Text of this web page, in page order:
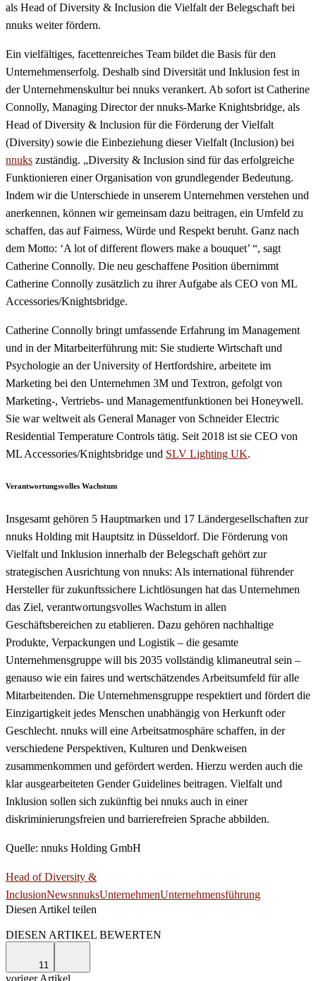
als Head of Diversity & Inclusion die Vielfalt der Belegschaft bei
nnuks weiter fördern.
Ein vielfältiges, facettenreiches Team bildet die Basis für den
Unternehmenserfolg. Deshalb sind Diversität und Inklusion fest in
der Unternehmenskultur bei nnuks verankert. Ab sofort ist Catherine
Connolly, Managing Director der nnuks-Marke Knightsbridge, als
Head of Diversity & Inclusion für die Förderung der Vielfalt
(Diversity) sowie die Einbeziehung dieser Vielfalt (Inclusion) bei
nnuks zuständig. „Diversity & Inclusion sind für das erfolgreiche
Funktionieren einer Organisation von grundlegender Bedeutung.
Indem wir die Unterschiede in unserem Unternehmen verstehen und
anerkennen, können wir gemeinsam dazu beitragen, ein Umfeld zu
schaffen, das auf Fairness, Würde und Respekt beruht. Ganz nach
dem Motto: ‘A lot of different flowers make a bouquet’ “, sagt
Catherine Connolly. Die neu geschaffene Position übernimmt
Catherine Connolly zusätzlich zu ihrer Aufgabe als CEO von ML
Accessories/Knightsbridge.
Catherine Connolly bringt umfassende Erfahrung im Management
und in der Mitarbeiterführung mit: Sie studierte Wirtschaft und
Psychologie an der University of Hertfordshire, arbeitete im
Marketing bei den Unternehmen 3M und Textron, gefolgt von
Marketing-, Vertriebs- und Managementfunktionen bei Honeywell.
Sie war weltweit als General Manager von Schneider Electric
Residential Temperature Controls tätig. Seit 2018 ist sie CEO von
ML Accessories/Knightsbridge und SLV Lighting UK.
Verantwortungsvolles Wachstum
Insgesamt gehören 5 Hauptmarken und 17 Ländergesellschaften zur
nnuks Holding mit Hauptsitz in Düsseldorf. Die Förderung von
Vielfalt und Inklusion innerhalb der Belegschaft gehört zur
strategischen Ausrichtung von nnuks: Als international führender
Hersteller für zukunftssichere Lichtlösungen hat das Unternehmen
das Ziel, verantwortungsvolles Wachstum in allen
Geschäftsbereichen zu etablieren. Dazu gehören nachhaltige
Produkte, Verpackungen und Logistik – die gesamte
Unternehmensgruppe will bis 2035 vollständig klimaneutral sein –
genauso wie ein faires und wertschätzendes Arbeitsumfeld für alle
Mitarbeitenden. Die Unternehmensgruppe respektiert und fördert die
Einzigartigkeit jedes Menschen unabhängig von Herkunft oder
Geschlecht. nnuks will eine Arbeitsatmosphäre schaffen, in der
verschiedene Perspektiven, Kulturen und Denkweisen
zusammenkommen und gefördert werden. Hierzu werden auch die
klar ausgearbeiteten Gender Guidelines beitragen. Vielfalt und
Inklusion sollen sich zukünftig bei nnuks auch in einer
diskriminierungsfreien und barrierefreien Sprache abbilden.
Quelle: nnuks Holding GmbH
Head of Diversity &
InclusionNewsnnuksUnternehmenUnternehmensführung
Diesen Artikel teilen
DIESEN ARTIKEL BEWERTEN
11
voriger Artikel